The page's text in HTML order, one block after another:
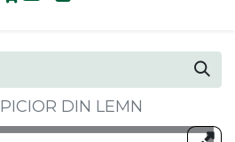
PICIOR DIN LEMN